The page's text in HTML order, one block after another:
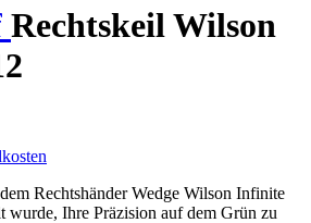
Rechtskeil Wilson
Rechtshänder Wedge Wilson Infinite
wurde, Ihre Präzision auf dem Grün zu